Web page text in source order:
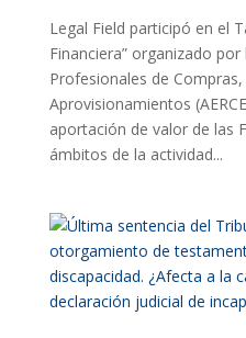
Legal Field participó en el
Financiera” organizado
Profesionales de
Aprovisionamientos
aportación de valor de las
ámbitos de la actividad...